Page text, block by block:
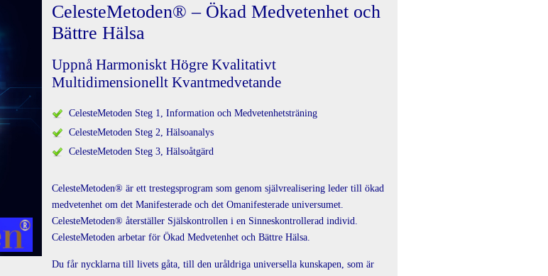
CelesteMetoden®– Ökad Medvetenhet och
Bättre Hälsa
Uppnå Harmoniskt Högre Kvalitativt
Multidimensionellt Kvantmedvetande
CelesteMetoden Steg 1, Information och Medvetenhetsträning
CelesteMetoden Steg 2, Hälsoanalys
CelesteMetoden Steg 3, Hälsoåtgärd
CelesteMetoden® är ett trestegsprogram som genom självrealisering leder till ökad
medvetenhet om det Manifesterade och det Omanifesterade universumet.
CelesteMetoden® återställer Själskontrollen i en Sinneskontrollerad individ.
CelesteMetoden arbetar för Ökad Medvetenhet och Bättre Hälsa.
Du får nycklarna till livets gåta, till den uråldriga universella kunskapen, som är